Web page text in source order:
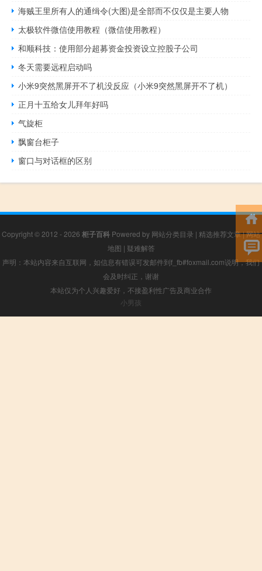
海贼王里所有人的通缉令(大图)是全部而不仅仅是主要人物
太极软件微信使用教程（微信使用教程）
和顺科技：使用部分超募资金投资设立控股子公司
冬天需要远程启动吗
小米9突然黑屏开不了机没反应（小米9突然黑屏开不了机）
正月十五给女儿拜年好吗
气旋柜
飘窗台柜子
窗口与对话框的区别
Copyright © 2012 - 2026 柜子百科 Powered by 网站分类目录 | 精选推荐文章|网站
地图 | 疑难解答
声明：本站内容来自互联网，如信息有错误可发邮件到f_fb#foxmail.com说明，我们
会及时纠正，谢谢
本站仅为个人兴趣爱好，不接盈利性广告及商业合作
小男孩